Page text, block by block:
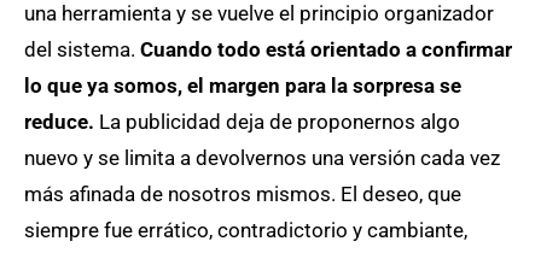
una herramienta y se vuelve el principio organizador
del sistema. Cuando todo está orientado a confirmar
lo que ya somos, el margen para la sorpresa se
reduce. La publicidad deja de proponernos algo
nuevo y se limita a devolvernos una versión cada vez
más afinada de nosotros mismos. El deseo, que
siempre fue errático, contradictorio y cambiante,